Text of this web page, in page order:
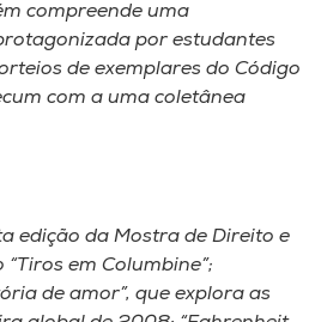
compreende uma
por estudantes
de exemplares do Código
com a uma coletânea
edição da Mostra de Direito e
em Columbine”;
de amor”, que explora as